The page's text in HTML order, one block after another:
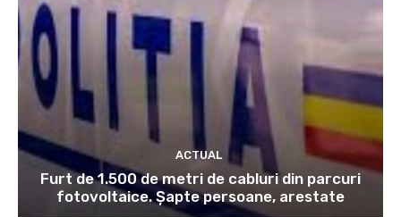
ACTUAL
Furt de 1.500 de metri de cabluri din parcuri
fotovoltaice. Șapte persoane, arestate